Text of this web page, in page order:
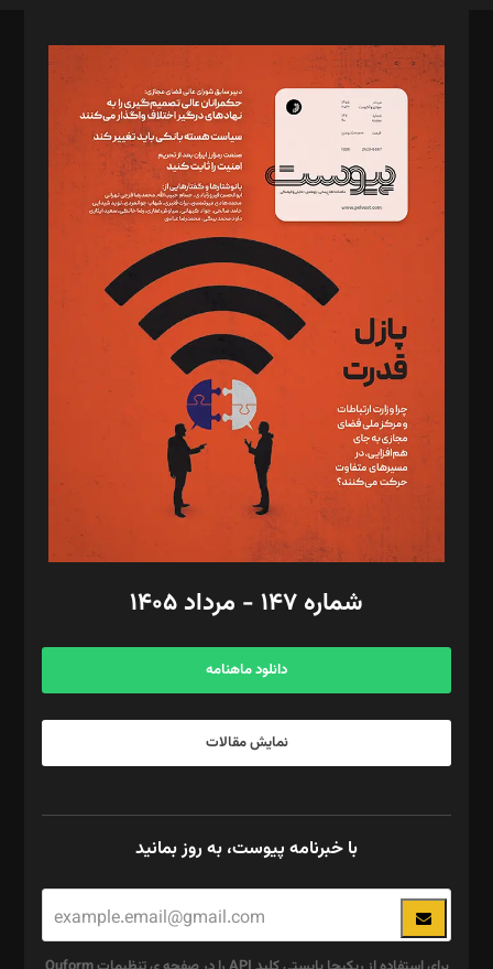
مدیر مسئول: محمدباقر اثنی‌عشری
سردبیر: مهرک محمودی
دبیر تحریریه: میثم قاسمی
د‌بیر ناداستان: سمانه سمیع
د‌بیر خدمت و تجارت: ابوالفضل رجبی
د‌بیر حقوق فناوری: حسام‌الدین ایپکچی
د‌بیر پیوست جهان: مینا پاکدل
د‌بیر تحریریه آنلاین: بابک نقاش
تحریریه‌: مجتبی محمود‌ی، آرش برهمند، یسنا امان‌پور، سروش کرمیان،
مصطفی مسجدی آرانی، ابوالفضل رجبی، زهرا فکرانه، فائزه فتحی
رستمی،مصطفی باستان
ویرایش: نگار استاد‌‌آقا
طراح یونیفرم: مجید توکلی
فیلمبرداری و عکاسی: امیر شفیعی، مانی لطفی زاده
گرافیک و صفحه‌آرایی: سید‌سبحان‌علی ثابت
مد‌یر توسعه تجاری: کامبیز برید‌
امور مالی: شاپور رهبری، محمد‌ کاظمی‌نیا
آگهی و مشترکین: ۰۹۱۹۹۹۹۰۴۵۴
شماره ۱۴۷ - مرداد ۱۴۰۵
دانلود ماهنامه
نمایش مقالات
با خبرنامه پیوست، به روز بمانید